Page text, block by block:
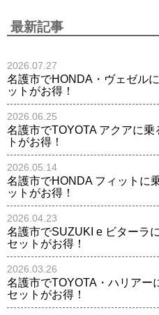
最新記事
2026.07.27
名護市でHONDA・ヴェゼル
ットがお得！
2026.06.25
名護市でTOYOTA アクアに
トがお得！
2026.05.14
名護市でHONDA フィットに
ットがお得！
2026.04.23
名護市でSUZUKI e ビターラ
セットがお得！
2026.03.26
名護市でTOYOTA・ハリアー
セットがお得！